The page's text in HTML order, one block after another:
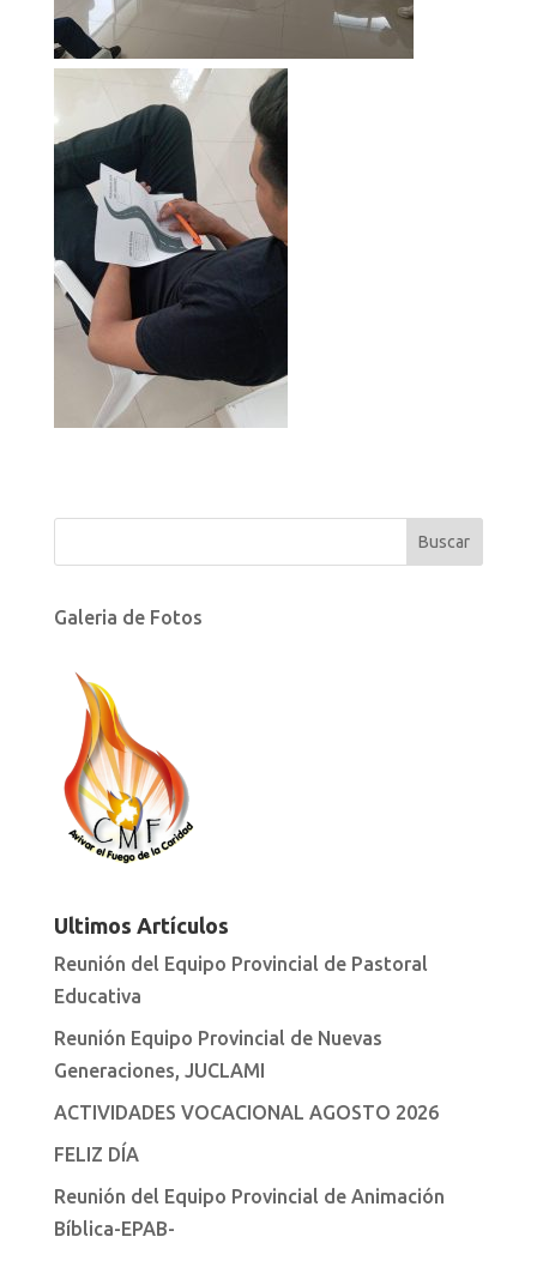
Galeria de Fotos
Ultimos Artículos
Reunión del Equipo Provincial de Pastoral
Educativa
Reunión Equipo Provincial de Nuevas
Generaciones, JUCLAMI
ACTIVIDADES VOCACIONAL AGOSTO 2026
FELIZ DÍA
Reunión del Equipo Provincial de Animación
Bíblica-EPAB-